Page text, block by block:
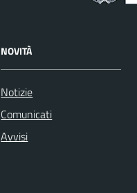
NOVITÀ
Notizie
Comunicati
Avvisi